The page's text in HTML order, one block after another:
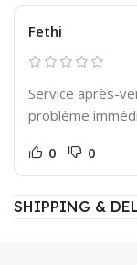
Fethi
Service après-
problème
0 0
SHIPPING &